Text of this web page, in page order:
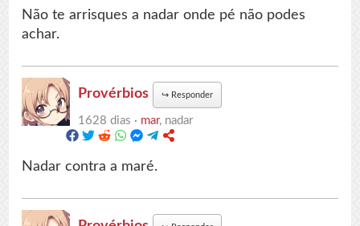
Não te arrisques a nadar onde pé não podes
achar.
Provérbios ↪ Responder
1628 dias · mar, nadar
Nadar contra a maré.